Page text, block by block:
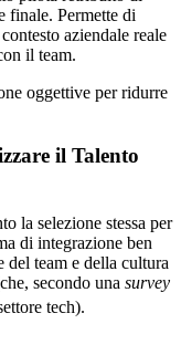
finale. Permette di
aziendale reale
il team.
oggettive per ridurre
il Talento
la selezione stessa per
di integrazione ben
del team e della cultura
secondo una survey
tech).